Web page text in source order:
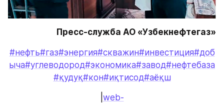
Пресс-служба АО «Узбекнефтегаз»
#нефть#газ#энергия#скважин#инвестиция#доб
ыча#углеводород#экономика#завод#нефтебаза
#қудуқ#кон#иқтисод#аёқш
web-